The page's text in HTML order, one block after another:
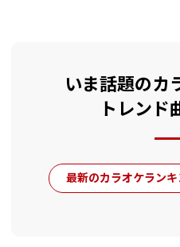
いま話題のカ
トレンド
最新のカラオケランキ